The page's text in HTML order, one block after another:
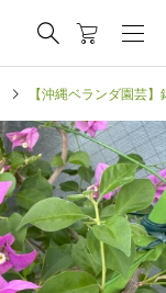
【沖縄ベランダ園芸